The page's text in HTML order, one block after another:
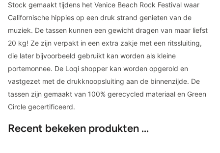
Stock gemaakt tijdens het Venice Beach Rock Festival waar
Californische hippies op een druk strand genieten van de
muziek. De tassen kunnen een gewicht dragen van maar liefst
20 kg! Ze zijn verpakt in een extra zakje met een ritssluiting,
die later bijvoorbeeld gebruikt kan worden als kleine
portemonnee. De Loqi shopper kan worden opgerold en
vastgezet met de drukknoopsluiting aan de binnenzijde. De
tassen zijn gemaakt van 100% gerecycled materiaal en Green
Circle gecertificeerd.
Recent bekeken produkten ...